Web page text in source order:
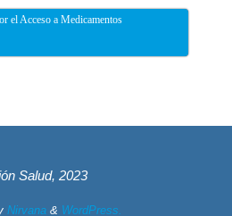
el Acceso a Medicamentos
Salud, 2023
Nirvana& WordPress.